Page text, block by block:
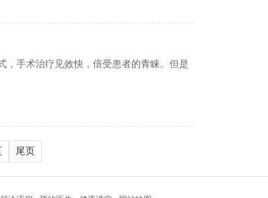
，手术治疗见效快，倍受患者的青睐。但是
尾页